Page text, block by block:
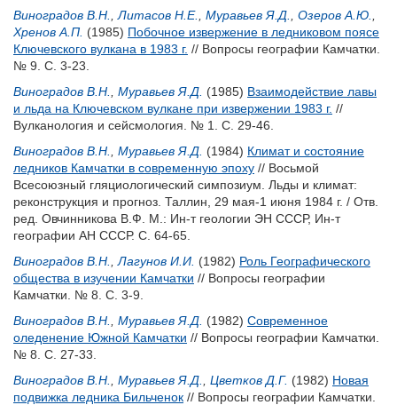
Виноградов В.Н.
Литасов Н.Е. Муравьев Я.Д. Озеров А.Ю.
Хренов А.П. (1985) Побочное извержение в ледниковом поясе
Ключевского вулкана в 1983 г. // Вопросы географии Камчатки.
№ 9. С. 3-23.
Виноградов В.Н.
Муравьев Я.Д. (1985) Взаимодействие лавы
и льда на Ключевском вулкане при извержении 1983 г. //
Вулканология и сейсмология. № 1. С. 29-46.
Виноградов В.Н.
Муравьев Я.Д. (1984) Климат и состояние
ледников Камчатки в современную эпоху // Восьмой
Всесоюзный гляциологический симпозиум. Льды и климат:
реконструкция и прогноз. Таллин, 29 мая-1 июня 1984 г. / Отв.
ред. Овчинникова В.Ф.
М.: Ин-т геологии ЭН СССР, Ин-т
географии АН СССР. С. 64-65.
Виноградов В.Н.
Лагунов И.И. (1982) Роль Географического
общества в изучении Камчатки // Вопросы географии
Камчатки. № 8. С. 3-9.
Виноградов В.Н.
Муравьев Я.Д. (1982) Современное
оледенение Южной Камчатки // Вопросы географии Камчатки.
№ 8. С. 27-33.
Виноградов В.Н.
Муравьев Я.Д. Цветков Д.Г. (1982) Новая
подвижка ледника Бильченок // Вопросы географии Камчатки.